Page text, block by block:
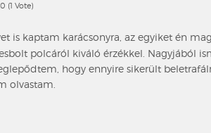
(1 Vote)
is kaptam karácsonyra, az egyiket én
polcáról kiváló érzékkel. Nagyjából
hogy ennyire sikerült
olvastam.